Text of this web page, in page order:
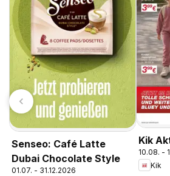
Senseo: Café Latte
Dubai Chocolate Style
01.07. - 31.12.2026
Kik
10.08. -
Kik